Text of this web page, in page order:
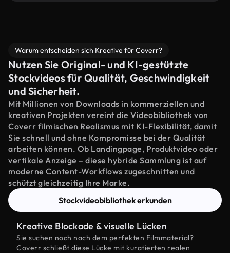
Warum entscheiden sich Kreative für Coverr?
Nutzen Sie Original- und KI-gestützte
Stockvideos für Qualität, Geschwindigkeit
und Sicherheit.
Mit Millionen von Downloads in kommerziellen und
kreativen Projekten vereint die Videobibliothek von
Coverr filmischen Realismus mit KI-Flexibilität, damit
Sie schnell und ohne Kompromisse bei der Qualität
arbeiten können. Ob Landingpage, Produktvideo oder
vertikale Anzeige – diese hybride Sammlung ist auf
moderne Content-Workflows zugeschnitten und
schützt gleichzeitig Ihre Marke.
Stockvideobibliothek erkunden
Kreative Blockade & visuelle Lücken
Sie suchen noch nach dem perfekten Filmmaterial?
Coverr schließt diese Lücke mit kuratierten realen